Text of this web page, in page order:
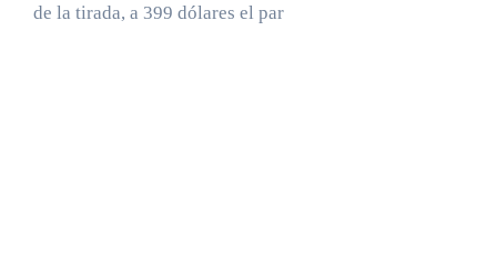
de la tirada, a 399 dólares el par